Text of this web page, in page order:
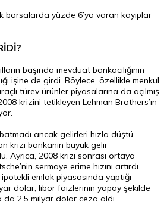
borsalarda yüzde 6’ya varan kayıplar
başında mevduat bankacılığının
işine de girdi. Böylece, özellikle menkul
türev ürünler piyasalarına da açılmış
krizini tetikleyen Lehman Brothers’ın
ancak gelirleri hızla düştü.
krizi bankanın büyük gelir
Ayrıca, 2008 krizi sonrası ortaya
sermaye erime hızını artırdı.
emlak piyasasında yaptığı
dolar, libor faizlerinin yapay şekilde
da 2.5 milyar dolar ceza aldı.